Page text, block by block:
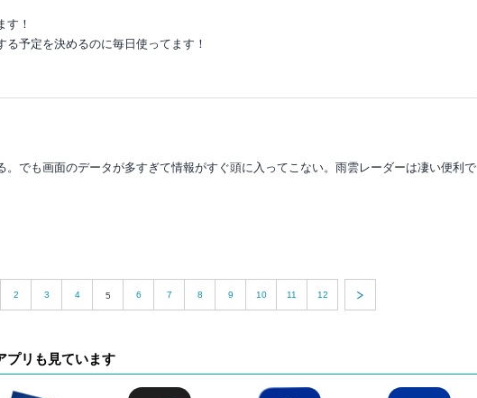
す！
る予定を決めるのに毎日使ってます！
。でも画面のデータが多すぎて情報がすぐ頭に入ってこない。雨雲レーダーは凄い便利で
2 3 4 5 6 7 8 9 10 11 12
プリも見ています